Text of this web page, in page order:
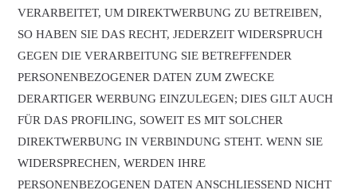
VERARBEITET, UM DIREKTWERBUNG ZU BETREIBEN,
SO HABEN SIE DAS RECHT, JEDERZEIT WIDERSPRUCH
GEGEN DIE VERARBEITUNG SIE BETREFFENDER
PERSONENBEZOGENER DATEN ZUM ZWECKE
DERARTIGER WERBUNG EINZULEGEN; DIES GILT AUCH
FÜR DAS PROFILING, SOWEIT ES MIT SOLCHER
DIREKTWERBUNG IN VERBINDUNG STEHT. WENN SIE
WIDERSPRECHEN, WERDEN IHRE
PERSONENBEZOGENEN DATEN ANSCHLIESSEND NICHT